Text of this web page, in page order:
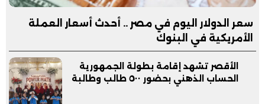
سعر الدولار اليوم في مصر .. أحدث أسعار العملة
الأمريكية في البنوك
الأقصر تشهد إقامة بطولة الجمهورية
الحساب الذهني بحضور ٥٠٠ طالب وطالبة